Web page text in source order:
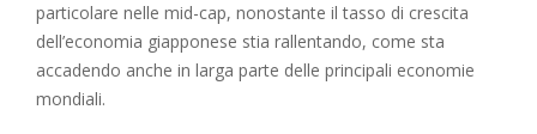
particolare nelle mid-cap, nonostante il tasso di crescita
dell’economia giapponese stia rallentando, come sta
accadendo anche in larga parte delle principali economie
mondiali.